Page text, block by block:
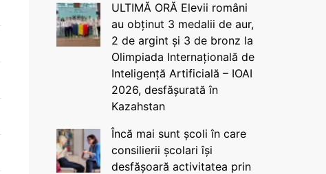
ULTIMĂ ORĂ Elevii români
au obținut 3 medalii de aur,
2 de argint și 3 de bronz la
Olimpiada Internațională de
Inteligență Artificială – IOAI
2026, desfășurată în
Kazahstan
Încă mai sunt școli în care
consilierii școlari își
desfășoară activitatea prin